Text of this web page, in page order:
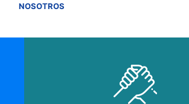
NOSOTROS